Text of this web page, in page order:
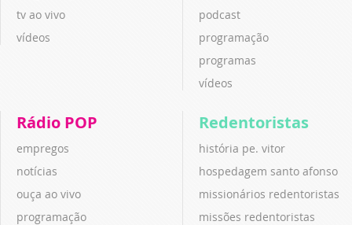
tv ao vivo
vídeos
podcast
programação
programas
vídeos
Rádio POP
empregos
notícias
ouça ao vivo
programação
Redentoristas
história pe. vitor
hospedagem santo afonso
missionários redentoristas
missões redentoristas